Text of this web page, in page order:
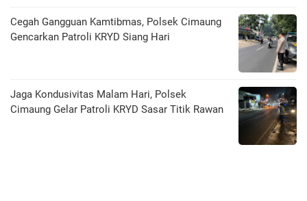
Cegah Gangguan Kamtibmas, Polsek Cimaung
Gencarkan Patroli KRYD Siang Hari
Jaga Kondusivitas Malam Hari, Polsek
Cimaung Gelar Patroli KRYD Sasar Titik Rawan